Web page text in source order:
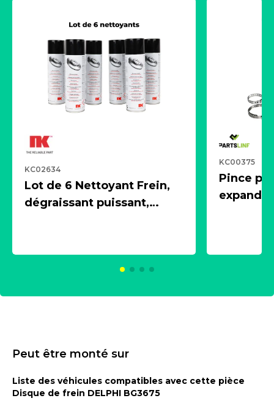
KC02634
Lot de 6 Nettoyant Frein,
dégraissant puissant,
KC00375
Pince
Peut être monté sur
Liste des véhicules compatibles avec cette pièce
Disque de frein DELPHI BG3675